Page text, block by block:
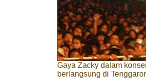
Gaya Zacky dalam
berlangsung di